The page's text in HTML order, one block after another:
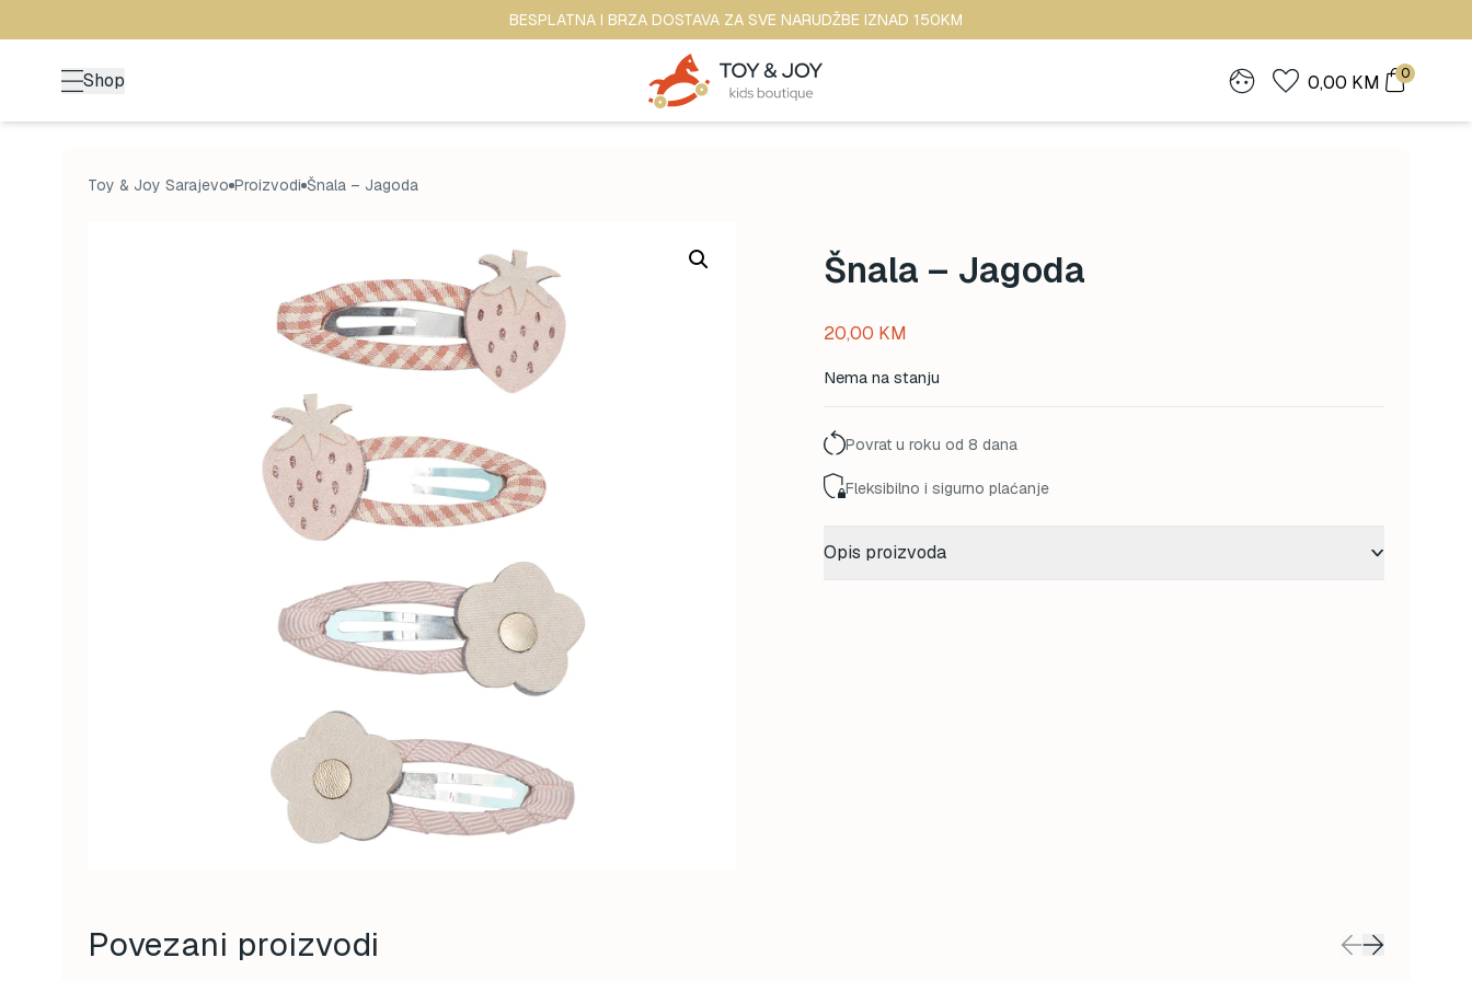
BESPLATNA I BRZA DOSTAVA ZA SVE NARUDŽBE IZNAD 150KM
Shop 0,00 KM 0
Toy & Joy Sarajevo Proizvodi Šnala – Jagoda
Šnala – Jagoda
20,00 KM
Nema na stanju
Povrat u roku od 8 dana
Fleksibilno i sigurno plaćanje
Opis proizvoda
Povezani proizvodi